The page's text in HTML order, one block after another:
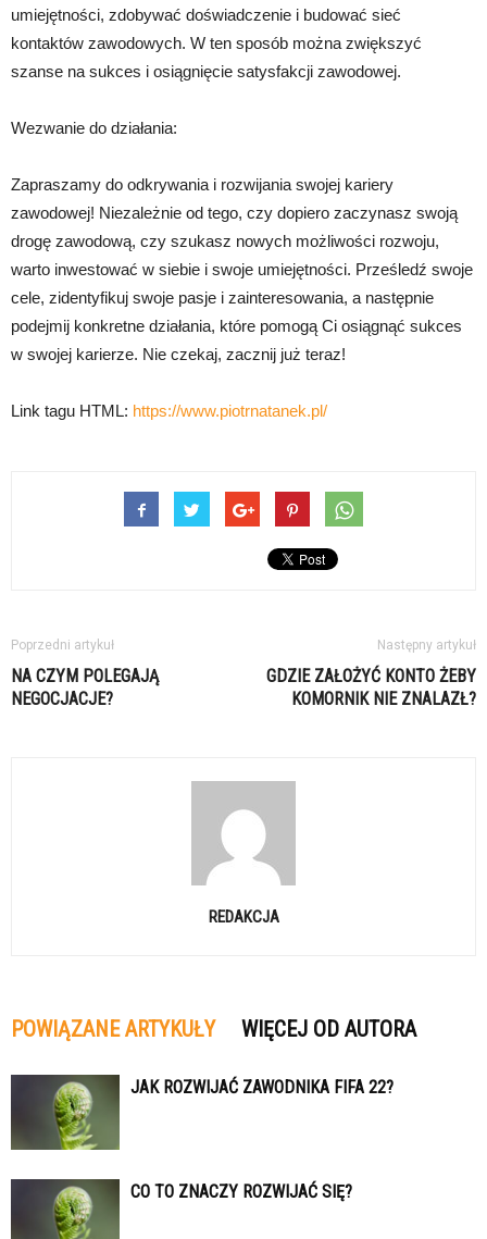
umiejętności, zdobywać doświadczenie i budować sieć
kontaktów zawodowych. W ten sposób można zwiększyć
szanse na sukces i osiągnięcie satysfakcji zawodowej.
Wezwanie do działania:
Zapraszamy do odkrywania i rozwijania swojej kariery
zawodowej! Niezależnie od tego, czy dopiero zaczynasz swoją
drogę zawodową, czy szukasz nowych możliwości rozwoju,
warto inwestować w siebie i swoje umiejętności. Prześledź swoje
cele, zidentyfikuj swoje pasje i zainteresowania, a następnie
podejmij konkretne działania, które pomogą Ci osiągnąć sukces
w swojej karierze. Nie czekaj, zacznij już teraz!
Link tagu HTML: https://www.piotrnatanek.pl/
Poprzedni artykuł
NA CZYM POLEGAJĄ
NEGOCJACJE?
Następny artykuł
GDZIE ZAŁOŻYĆ KONTO ŻEBY
KOMORNIK NIE ZNALAZŁ?
REDAKCJA
POWIĄZANE ARTYKUŁY WIĘCEJ OD AUTORA
JAK ROZWIJAĆ ZAWODNIKA FIFA 22?
CO TO ZNACZY ROZWIJAĆ SIĘ?